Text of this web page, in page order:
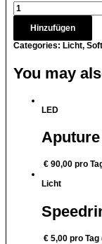
Hinzufügen
Categories: Licht,
You may
LED
€ 90,00 pro
Licht
€ 5,00 pro Tag